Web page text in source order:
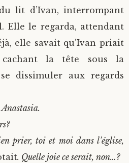
lit d’Ivan, interrompant
Elle le regarda, attendant
elle savait qu’Ivan priait
la tête sous la
dissimuler aux regards
prier, toi et moi dans l’église,
. Quelle joie ce serait, non…?